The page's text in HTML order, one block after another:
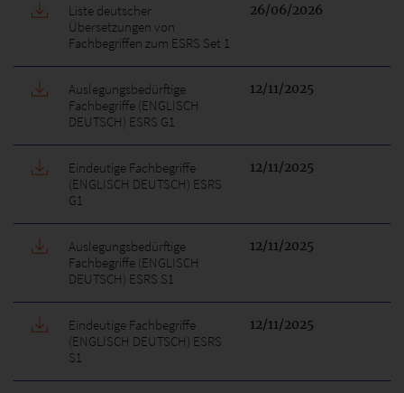
Liste deutscher
Übersetzungen von
Fachbegriffen zum ESRS Set 1
26/06/2026
Auslegungsbedürftige
Fachbegriffe (ENGLISCH
DEUTSCH) ESRS G1
12/11/2025
Eindeutige Fachbegriffe
(ENGLISCH DEUTSCH) ESRS
G1
12/11/2025
Auslegungsbedürftige
Fachbegriffe (ENGLISCH
DEUTSCH) ESRS S1
12/11/2025
Eindeutige Fachbegriffe
(ENGLISCH DEUTSCH) ESRS
S1
12/11/2025